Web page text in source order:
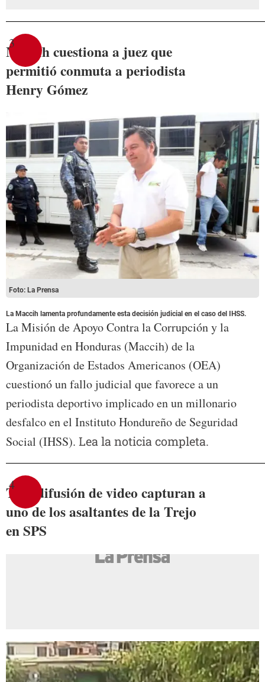
3
Maccih cuestiona a juez que
permitió conmuta a periodista
Henry Gómez
Foto: La Prensa
La Maccih lamenta profundamente esta decisión judicial en el caso del IHSS.
La Misión de Apoyo Contra la Corrupción y la
Impunidad en Honduras (Maccih) de la
Organización de Estados Americanos (OEA)
cuestionó un fallo judicial que favorece a un
periodista deportivo implicado en un millonario
desfalco en el Instituto Hondureño de Seguridad
Social (IHSS). Lea la noticia completa.
4
Tras difusión de video capturan a
uno de los asaltantes de la Trejo
en SPS